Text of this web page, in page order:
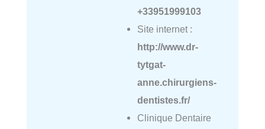
+33951999103
Site internet :
http://www.dr-
tytgat-
anne.chirurgiens-
dentistes.fr/
Clinique Dentaire